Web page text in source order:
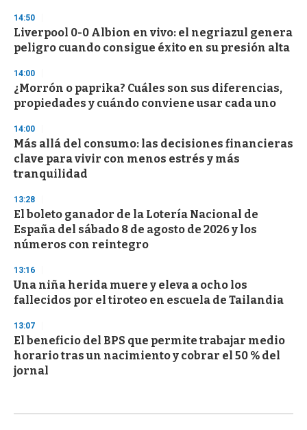
14:50
Liverpool 0-0 Albion en vivo: el negriazul genera
peligro cuando consigue éxito en su presión alta
14:00
¿Morrón o paprika? Cuáles son sus diferencias,
propiedades y cuándo conviene usar cada uno
14:00
Más allá del consumo: las decisiones financieras
clave para vivir con menos estrés y más
tranquilidad
13:28
El boleto ganador de la Lotería Nacional de
España del sábado 8 de agosto de 2026 y los
números con reintegro
13:16
Una niña herida muere y eleva a ocho los
fallecidos por el tiroteo en escuela de Tailandia
13:07
El beneficio del BPS que permite trabajar medio
horario tras un nacimiento y cobrar el 50 % del
jornal